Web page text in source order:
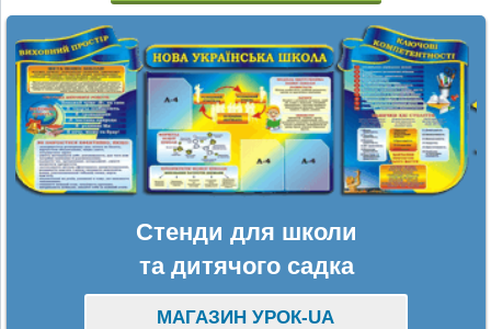
Стенди для школи
та дитячого садка
МАГАЗИН УРОК-UA